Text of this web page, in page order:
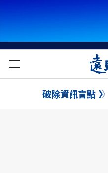
破除資訊盲點